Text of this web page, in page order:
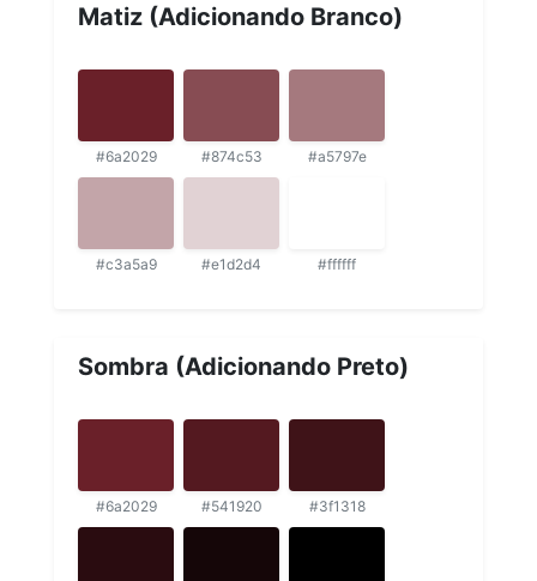
Matiz (Adicionando Branco)
#6a2029 #874c53 #a5797e
#c3a5a9 #e1d2d4 #ffffff
Sombra (Adicionando Preto)
#6a2029 #541920 #3f1318